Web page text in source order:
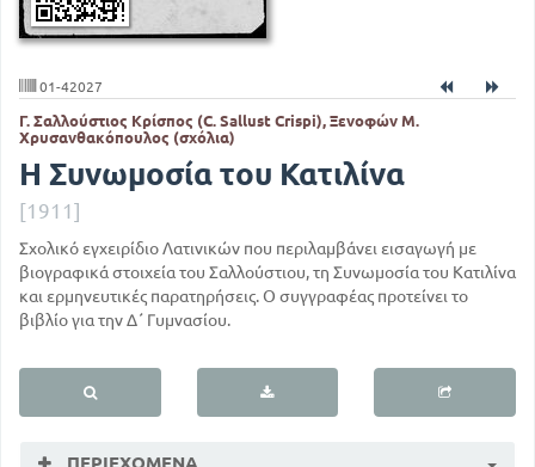
01-42027
Γ. Σαλλούστιος Κρίσπος (C. Sallust Crispi), Ξενοφών Μ.
Χρυσανθακόπουλος (σχόλια)
Η Συνωμοσία του Κατιλίνα
[1911]
Σχολικό εγχειρίδιο Λατινικών που περιλαμβάνει εισαγωγή με
βιογραφικά στοιχεία του Σαλλούστιου, τη Συνωμοσία του Κατιλίνα
και ερμηνευτικές παρατηρήσεις. Ο συγγραφέας προτείνει το
βιβλίο για την Δ΄ Γυμνασίου.